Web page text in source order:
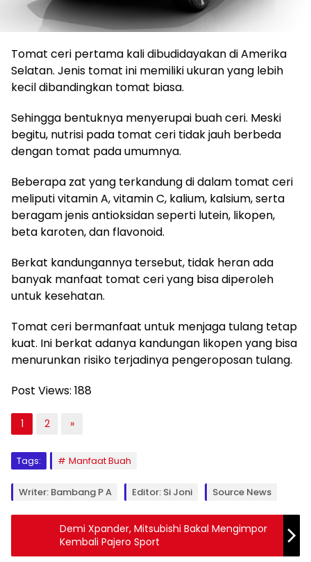
Tomat ceri pertama kali dibudidayakan di Amerika
Selatan. Jenis tomat ini memiliki ukuran yang lebih
kecil dibandingkan tomat biasa.
Sehingga bentuknya menyerupai buah ceri. Meski
begitu, nutrisi pada tomat ceri tidak jauh berbeda
dengan tomat pada umumnya.
Beberapa zat yang terkandung di dalam tomat ceri
meliputi vitamin A, vitamin C, kalium, kalsium, serta
beragam jenis antioksidan seperti lutein, likopen,
beta karoten, dan flavonoid.
Berkat kandungannya tersebut, tidak heran ada
banyak manfaat tomat ceri yang bisa diperoleh
untuk kesehatan.
Tomat ceri bermanfaat untuk menjaga tulang tetap
kuat. Ini berkat adanya kandungan likopen yang bisa
menurunkan risiko terjadinya pengeroposan tulang.
Post Views: 188
1 2 »
Tags: Manfaat Buah
Writer: Bambang P A Editor: Si Joni Source News
Demi Xpander, Mitsubishi Bakal Mengimpor
Kembali Pajero Sport